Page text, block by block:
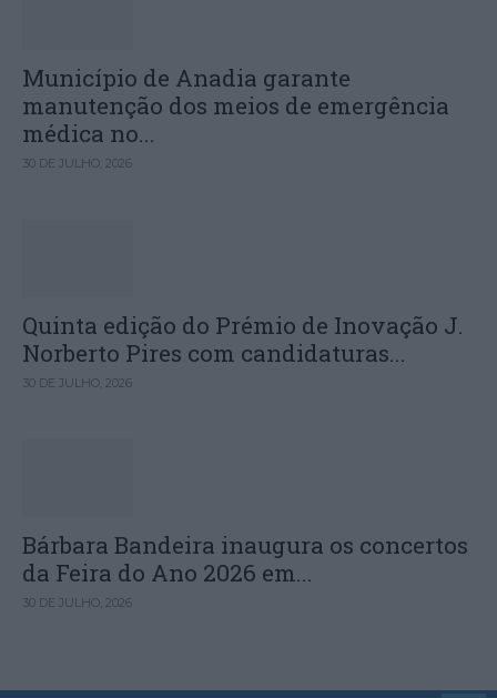
Município de Anadia garante
manutenção dos meios de emergência
médica no...
30 DE JULHO, 2026
Quinta edição do Prémio de Inovação J.
Norberto Pires com candidaturas...
30 DE JULHO, 2026
Bárbara Bandeira inaugura os concertos
da Feira do Ano 2026 em...
30 DE JULHO, 2026